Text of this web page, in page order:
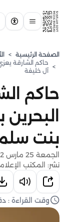
الصفحة الرئيسية >
>
حاكم الشارقة
آل خليفة
حاكم
بنت
الجمعة 25 مارس 2022
نشر: المكتب
وقت القراءة :